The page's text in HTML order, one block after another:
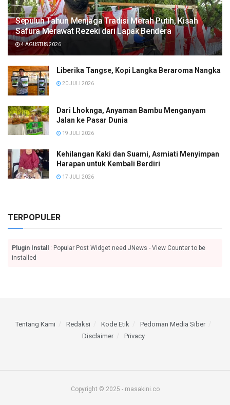
Sepuluh Tahun Menjaga Tradisi Merah Putih, Kisah
Safura Merawat Rezeki dari Lapak Bendera
4 AGUSTUS 2026
Liberika Tangse, Kopi Langka Beraroma Nangka
20 JULI 2026
Dari Lhoknga, Anyaman Bambu Menganyam
Jalan ke Pasar Dunia
19 JULI 2026
Kehilangan Kaki dan Suami, Asmiati Menyimpan
Harapan untuk Kembali Berdiri
17 JULI 2026
TERPOPULER
Plugin Install
: Popular Post Widget need JNews - View Counter to be
installed
Tentang Kami Redaksi Kode Etik
Pedoman Media Siber
Disclaimer
Privacy
Copyright © 2025 - masakini.co